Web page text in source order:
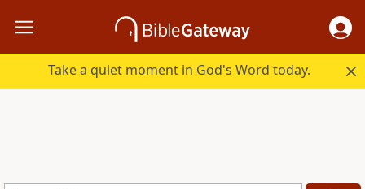
Take a quiet moment in God's Word today.